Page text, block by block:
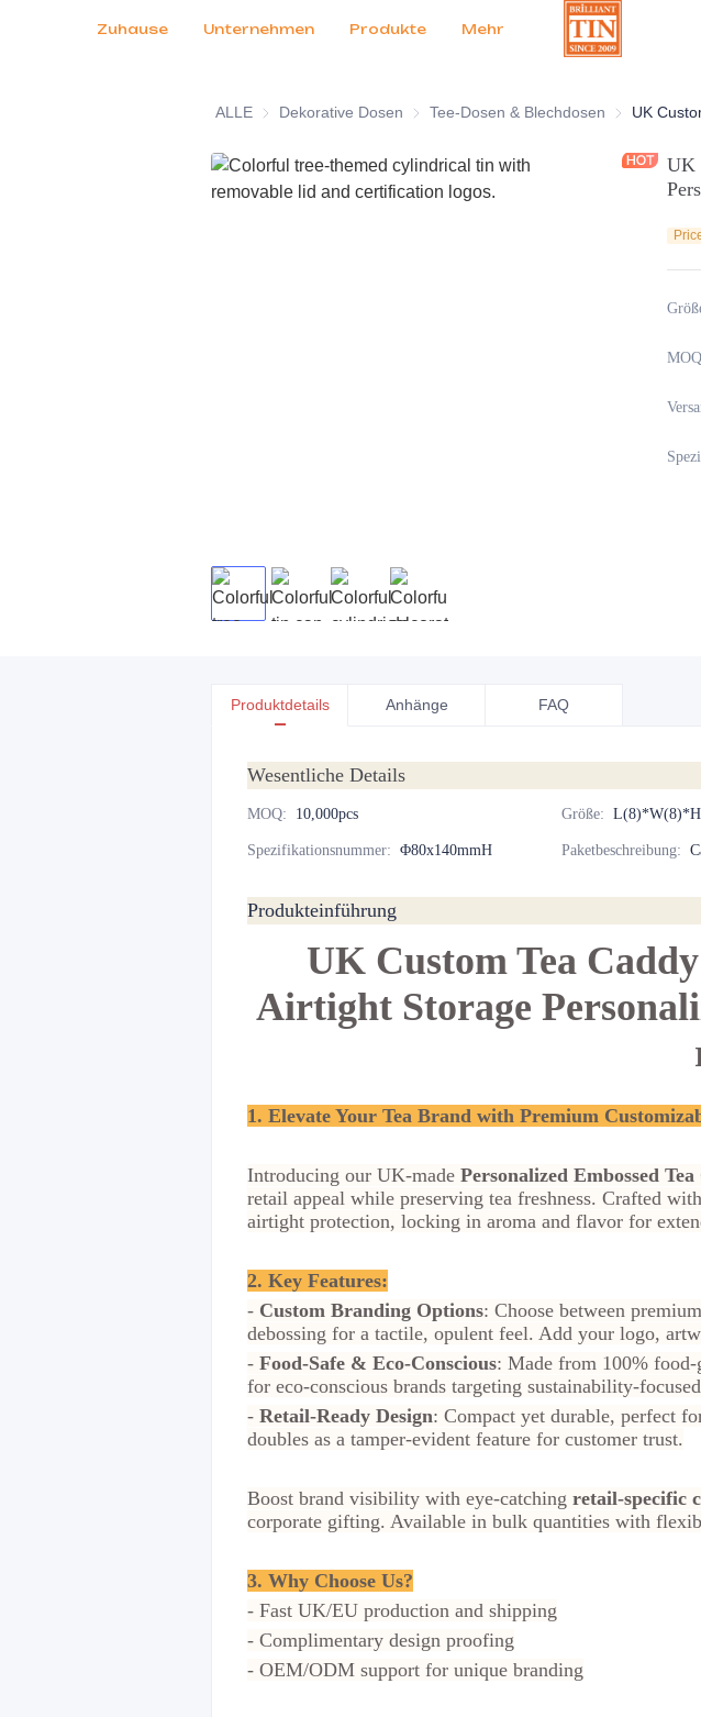
Zuhause Unternehmen Produkte
Kundendienst
Messen 2026
Zertifikate
Nachrichten
Produkte Mehr
ALLE Dekorative Dosen Dekorative Dosen
Tee-Dosen & Blechdosen Tee-Dosen
UK
MOQ
Produktdetails Anhänge FAQ
Wesentliche Details
MOQ: 10,000pcs Größe:
Spezifikationsnummer: Φ80x140mmH Paketbeschreibung:
Produkteinführung
UK Custom Tea
Airtight Storage
1. Elevate Your Tea Brand with Premium
Introducing our UK-made Personalized Embossed
retail appeal while preserving tea freshness. Crafted
airtight protection, locking in aroma and flavor for
2. Key Features:
- Custom Branding Options: Choose between
debossing for a tactile, opulent feel. Add your logo,
- Food-Safe & Eco-Conscious: Made from 100% food-
for eco-conscious brands targeting sustainability-
- Retail-Ready Design: Compact yet durable, perfect
doubles as a tamper-evident feature for customer trust.
Boost brand visibility with eye-catching retail-specific
corporate gifting. Available in bulk quantities with
3. Why Choose Us?
- Fast UK/EU production and shipping
- Complimentary design proofing
- OEM/ODM support for unique branding